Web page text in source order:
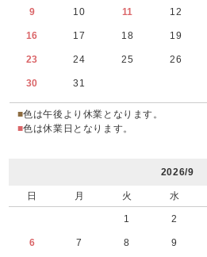
9 10 11 12
16 17 18 19
23 24 25 26
30 31
■色は午後より休業となります。
■色は休業日となります。
2026/9
日 月 火 水
1 2
6 7 8 9